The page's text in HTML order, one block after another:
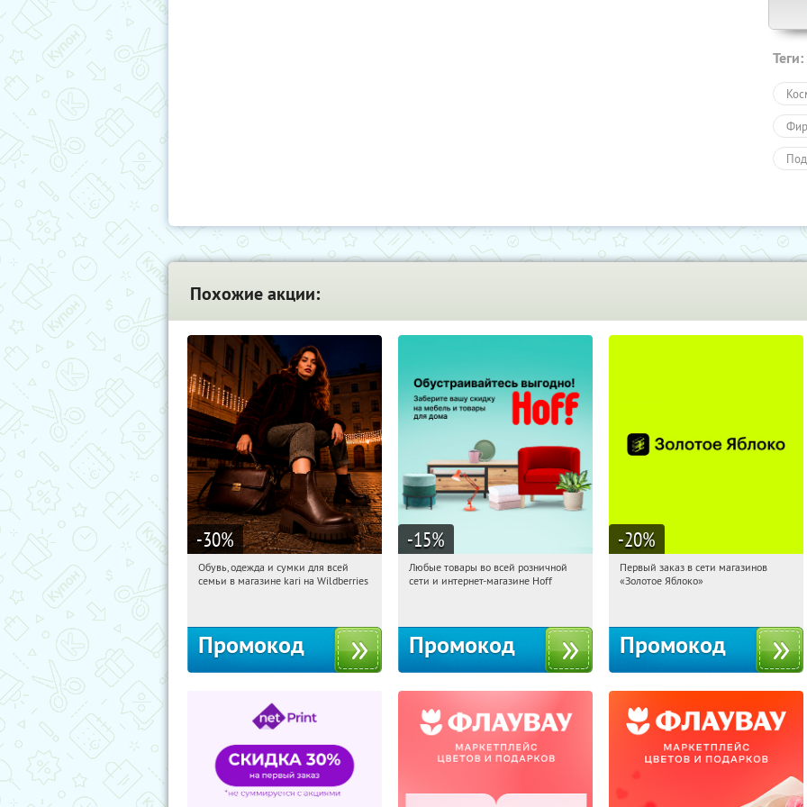
Теги:
Похожие акции:
-30%
04:50:59 Получили:
Обувь, одежда и сумки для всей
семьи в магазине kari на Wildberries
Промокод
-15%
04:50:59 Получили:
Любые товары во всей розничной
сети и интернет-магазине Hoff
Промокод
-20%
04:50:59
Получи первым!
Первый заказ в сети магазинов
«Золотое Яблоко»
Промокод